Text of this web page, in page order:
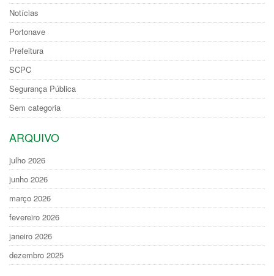
Notícias
Portonave
Prefeitura
SCPC
Segurança Pública
Sem categoria
ARQUIVO
julho 2026
junho 2026
março 2026
fevereiro 2026
janeiro 2026
dezembro 2025